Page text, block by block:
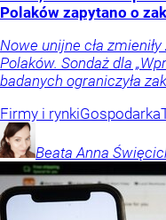
Polaków zapytano o
Nowe unijne cła
Polaków. Sondaż dla
badanych ograniczyła
Firmy i rynkiGospodarka
Beata Anna